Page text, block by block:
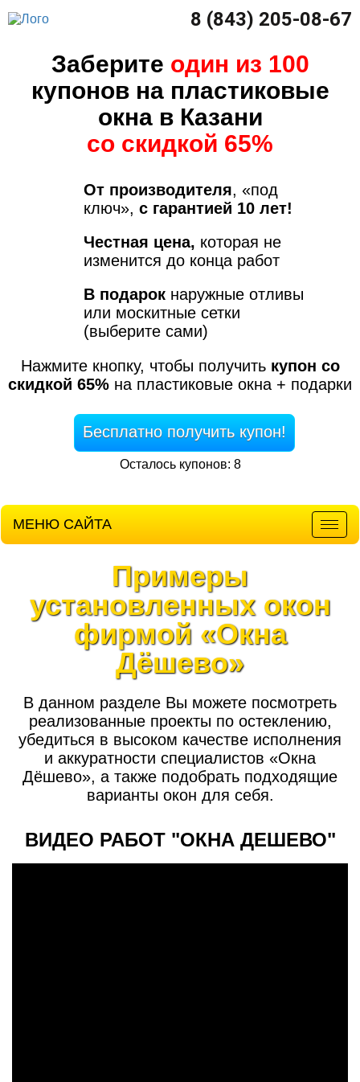
8 (843) 205-08-67
Заберите один из 100
купонов на пластиковые
окна в Казани
со скидкой 65%
От производителя, «под
ключ», с гарантией 10 лет!
Честная цена, которая не
изменится до конца работ
В подарок наружные отливы
или москитные сетки
(выберите сами)
Нажмите кнопку, чтобы получить купон со
скидкой 65% на пластиковые окна + подарки
Бесплатно получить купон!
Осталось купонов: 8
МЕНЮ САЙТА
Примеры
установленных окон
фирмой «Окна
Дёшево»
В данном разделе Вы можете посмотреть
реализованные проекты по остеклению,
убедиться в высоком качестве исполнения
и аккуратности специалистов «Окна
Дёшево», а также подобрать подходящие
варианты окон для себя.
ВИДЕО РАБОТ "ОКНА ДЕШЕВО"